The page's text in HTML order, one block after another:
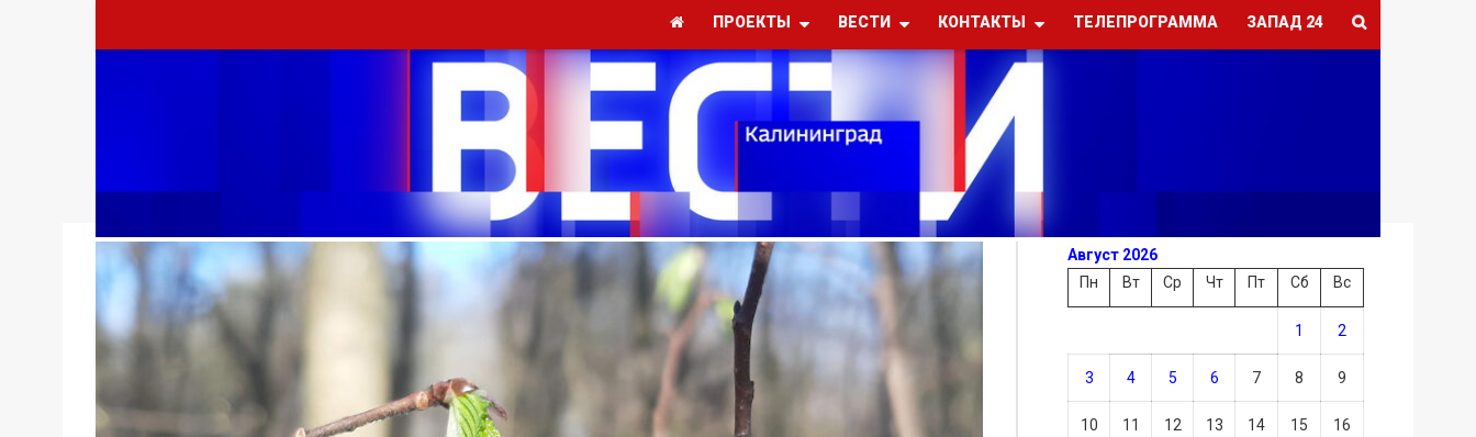
ПРОЕКТЫ ВЕСТИ КОНТАКТЫ ТЕЛЕПРОГРАММА ЗАПАД 24
Август 2026
Пн
Вт Ср Чт Пт Сб Вс
1 2
3 4 5 6 7 8 9
10 11 12 13 14 15 16